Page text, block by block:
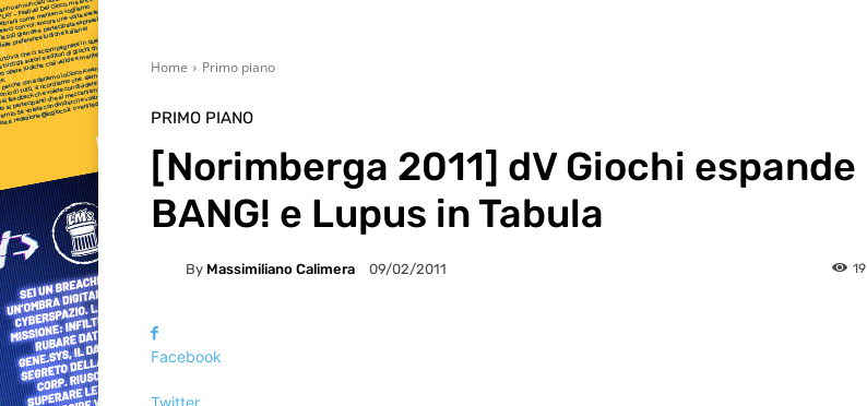
Home Primo piano
PRIMO PIANO
[Norimberga 2011] dV Giochi espande
BANG! e Lupus in Tabula
By Massimiliano Calimera 09/02/2011 19
Facebook